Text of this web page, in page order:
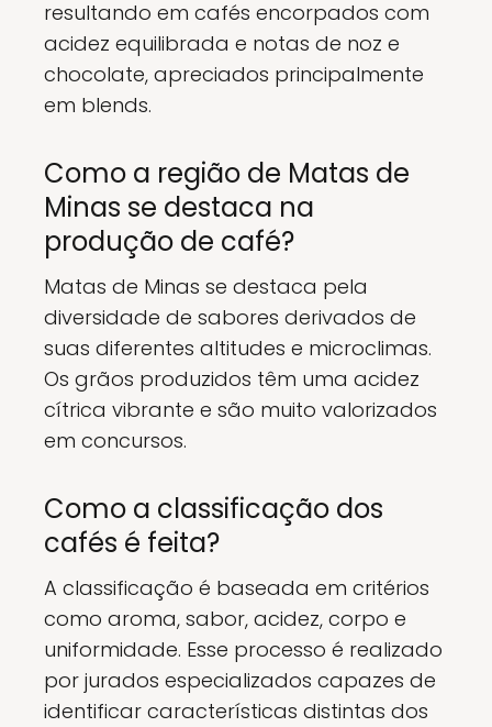
resultando em cafés encorpados com
acidez equilibrada e notas de noz e
chocolate, apreciados principalmente
em blends.
Como a região de Matas de
Minas se destaca na
produção de café?
Matas de Minas se destaca pela
diversidade de sabores derivados de
suas diferentes altitudes e microclimas.
Os grãos produzidos têm uma acidez
cítrica vibrante e são muito valorizados
em concursos.
Como a classificação dos
cafés é feita?
A classificação é baseada em critérios
como aroma, sabor, acidez, corpo e
uniformidade. Esse processo é realizado
por jurados especializados capazes de
identificar características distintas dos